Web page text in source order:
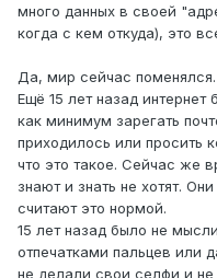
много данных в своей
когда с кем откуда), это
Да, мир сейчас поменялся.
Ещё 15 лет назад
как минимум зарегать
приходилось или просить
что это такое. Сейчас же
знают и знать не хотят.
считают это нормой.
15 лет назад было не
отпечатками пальцев или
не делали свои селфи и